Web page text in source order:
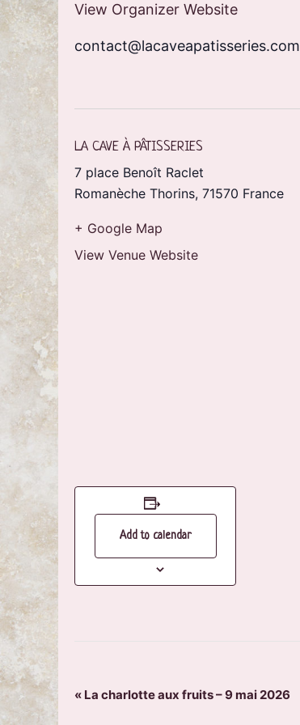
View Organizer Website
contact@lacaveapatisseries.com
LA CAVE À PÂTISSERIES
7 place Benoît Raclet
Romanèche Thorins, 71570 France
+ Google Map
View Venue Website
Add to calendar
EVENT
« La charlotte aux fruits – 9 mai 2026